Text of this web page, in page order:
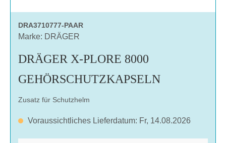
DRA3710777-PAAR
Marke: DRÄGER
DRÄGER X-PLORE 8000
GEHÖRSCHUTZKAPSELN
Zusatz für Schutzhelm
Voraussichtliches Lieferdatum: Fr, 14.08.2026